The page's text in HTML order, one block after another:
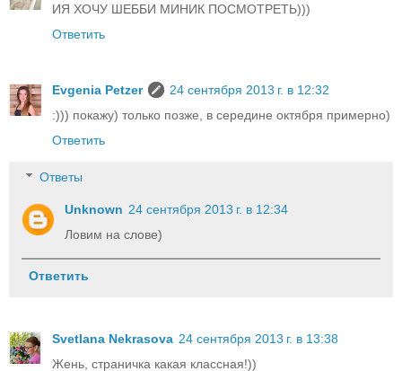
ИЯ ХОЧУ ШЕББИ МИНИК ПОСМОТРЕТЬ)))
Ответить
Evgenia Petzer
24 сентября 2013 г. в 12:32
:))) покажу) только позже, в середине октября примерно)
Ответить
Ответы
Unknown 24 сентября 2013 г. в 12:34
Ловим на слове)
Ответить
Svetlana Nekrasova 24 сентября 2013 г. в 13:38
Жень, страничка какая классная!))